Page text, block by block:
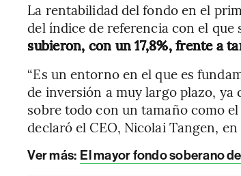
La rentabilidad del fondo en el
del índice de referencia con el que
subieron, con un 17,8%, frente a
“Es un entorno en el que es
de inversión a muy largo plazo,
sobre todo con un tamaño como
declaró el CEO, Nicolai Tangen,
Ver más: El mayor fondo soberano